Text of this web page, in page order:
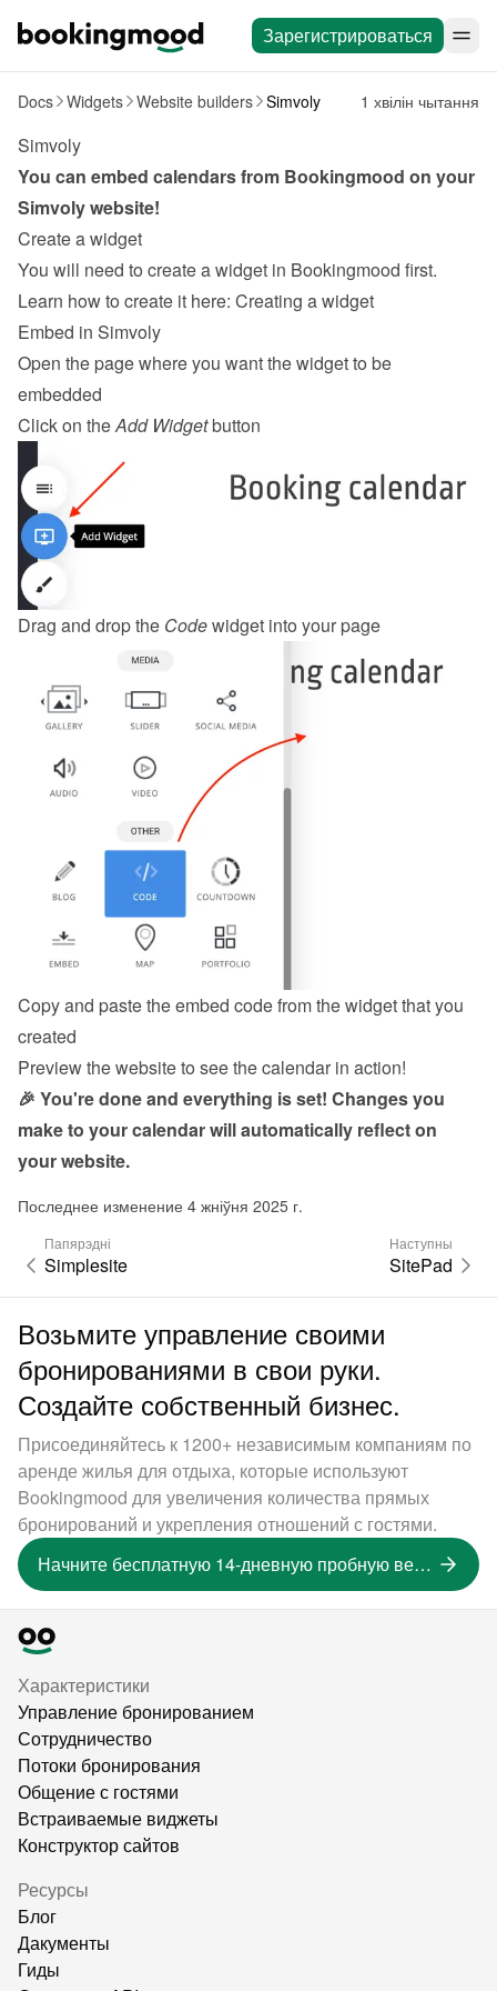
Зарегистрироваться
Docs Widgets Website builders Simvoly 1 хвілін чытання
Simvoly
Simvoly website!
Create a widget
You will need to create a widget in Bookingmood first.
Learn how to create it here: Creating a widget
Embed in Simvoly
Open the page where you want the widget to be
embedded
Click on the Add Widget button
Drag and drop the Code widget into your page
Copy and paste the embed code from the widget that you
created
Preview the website to see the calendar in action!
🎉 You're done and everything is set! Changes you
make to your calendar will automatically reflect on
your website.
Последнее изменение 4 жніўня 2025 г.
Папярэдні
Simplesite
Наступны
SitePad
Возьмите управление своими
бронированиями в свои руки.
Создайте собственный бизнес.
Присоединяйтесь к 1200+ независимым компаниям по
аренде жилья для отдыха, которые используют
Bookingmood для увеличения количества прямых
бронирований и укрепления отношений с гостями.
Начните бесплатную 14-дневную пробную версию
Характеристики
Управление бронированием
Сотрудничество
Потоки бронирования
Общение с гостями
Встраиваемые виджеты
Конструктор сайтов
Ресурсы
Блог
Дакументы
Гиды